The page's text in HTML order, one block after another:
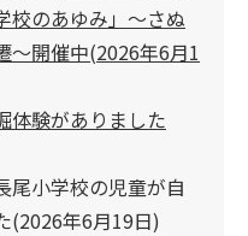
校のあゆみ」～さぬ
～開催中(2026年6月1
体験がありました
尾小学校の児童が自
(2026年6月19日)